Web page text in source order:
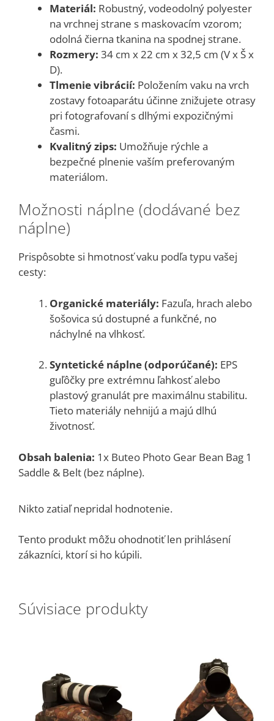
Materiál: Robustný, vodeodolný polyester
na vrchnej strane s maskovacím vzorom;
odolná čierna tkanina na spodnej strane.
Rozmery: 34 cm x 22 cm x 32,5 cm (V x Š x
D).
Tlmenie vibrácií: Položením vaku na vrch
zostavy fotoaparátu účinne znižujete otrasy
pri fotografovaní s dlhými expozičnými
časmi.
Kvalitný zips: Umožňuje rýchle a
bezpečné plnenie vaším preferovaným
materiálom.
Možnosti náplne (dodávané bez
náplne)
Prispôsobte si hmotnosť vaku podľa typu vašej
cesty:
Organické materiály: Fazuľa, hrach alebo
šošovica sú dostupné a funkčné, no
náchylné na vlhkosť.
Syntetické náplne (odporúčané): EPS
guľôčky pre extrémnu ľahkosť alebo
plastový granulát pre maximálnu stabilitu.
Tieto materiály nehnijú a majú dlhú
životnosť.
Obsah balenia: 1x Buteo Photo Gear Bean Bag 1
Saddle & Belt (bez náplne).
Nikto zatiaľ nepridal hodnotenie.
Tento produkt môžu ohodnotiť len prihlásení
zákazníci, ktorí si ho kúpili.
Súvisiace produkty